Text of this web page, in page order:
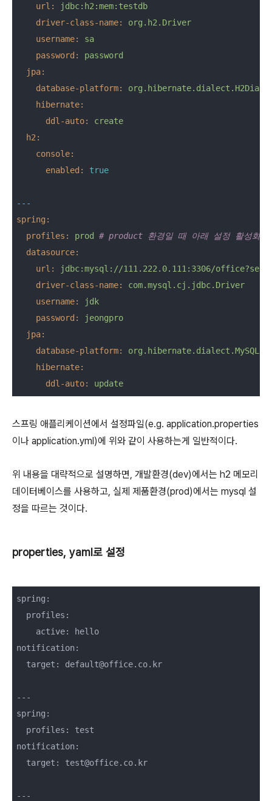
url:
jdbc:h2:mem:testdb
driver-class-name:
org.h2.Driver
username:
sa
password:
password
jpa:
database-platform:
hibernate:
ddl-auto:
create
h2:
console:
enabled:
true
---
spring:
profiles:
prod
# product 환경일 때 아래 설정 활성화
datasource:
url:
jdbc:mysql://111.222.0.111:3306/
driver-class-name:
com.mysql.cj.jdbc.Driver
username:
jdk
password:
jeongpro
jpa:
database-platform:
hibernate:
ddl-auto:
update
스프링 애플리케이션에서 설정파일(e.g. application.properties
이나 application.yml)에 위와 같이 사용하는게 일반적이다.
위 내용을 대략적으로 설명하면, 개발환경(dev)에서는 h2 메모리
데이터베이스를 사용하고, 실제 제품환경(prod)에서는 mysql 설
정을 따르는 것이다.
properties, yaml로 설정
spring:
  profiles:
    active: hello
notification:
  target: default@office.co.kr
---
spring:
  profiles: test
notification:
  target: test@office.co.kr
---